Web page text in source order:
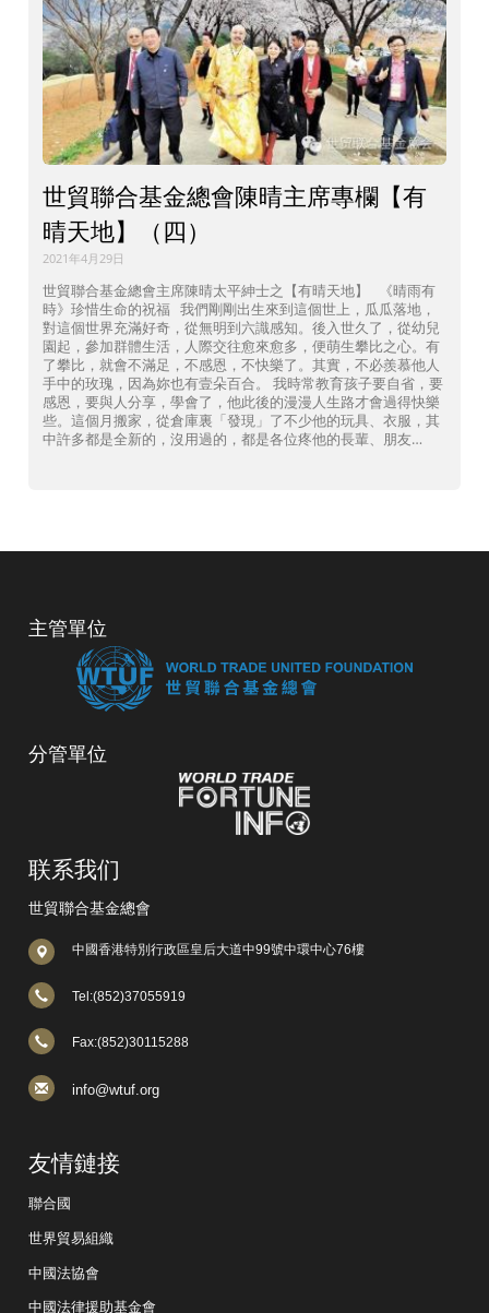
世貿聯合基金總會陳晴主席專欄【有
晴天地】（四）
2021年4月29日
世貿聯合基金總會主席陳晴太平紳士之【有晴天地】 《晴雨有
時》珍惜生命的祝福 我們剛剛出生來到這個世上，瓜瓜落地，
對這個世界充滿好奇，從無明到六識感知。後入世久了，從幼兒
園起，參加群體生活，人際交往愈來愈多，便萌生攀比之心。有
了攀比，就會不滿足，不感恩，不快樂了。其實，不必羨慕他人
手中的玫瑰，因為妳也有壹朵百合。 我時常教育孩子要自省，要
感恩，要與人分享，學會了，他此後的漫漫人生路才會過得快樂
些。這個月搬家，從倉庫裏「發現」了不少他的玩具、衣服，其
中許多都是全新的，沒用過的，都是各位疼他的長輩、朋友…
主管單位
分管單位
联系我们
世貿聯合基金總會
中國香港特別行政區皇后大道中99號中環中心76樓
Tel:(852)37055919
Fax:(852)30115288
info@wtuf.org
友情鏈接
聯合國
世界貿易組織
中國法協會
中國法律援助基金會